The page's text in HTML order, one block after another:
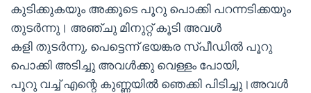
കുടിക്കുകയും അക്കൂടെ പൂറു പൊക്കി പറന്നടിക്കയും
തുടർന്നു। അഞ്ചു മിനുറ്റ് കൂടി അവൾ
കളി തുടർന്നു, പെട്ടെന്ന് ഭയങ്കര സ്പീഡിൽ പൂറു
പൊക്കി അടിച്ചു അവൾക്കു വെള്ളം പോയി,
പൂറു വച്ച് എന്റെ കുണ്ണയിൽ ഞെക്കി പിടിച്ചു।അവൾ